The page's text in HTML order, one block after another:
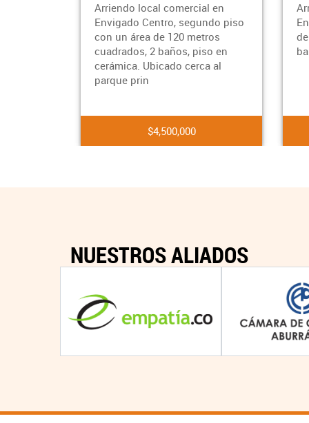
Arriendo local comercial en
Envigado Centro, segundo piso
con un área de 120 metros
cuadrados, 2 baños, piso en
cerámica. Ubicado cerca al
parque prin
$4,500,000
NUESTROS ALIADOS